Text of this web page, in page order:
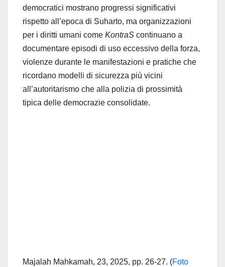
democratici mostrano progressi significativi
rispetto all’epoca di Suharto, ma organizzazioni
per i diritti umani come KontraS continuano a
documentare episodi di uso eccessivo della forza,
violenze durante le manifestazioni e pratiche che
ricordano modelli di sicurezza più vicini
all’autoritarismo che alla polizia di prossimità
tipica delle democrazie consolidate.
Majalah Mahkamah, 23, 2025, pp. 26-27. (Foto